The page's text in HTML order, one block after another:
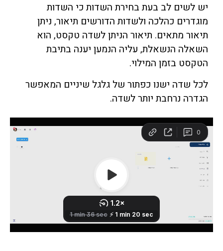
יש לשים לב בעת בחירת השדות כי השדות
מוגדרים כהלכה ולשדות הדורשים תיאור, ניתן
תיאור מתאים. תיאור הניתן לשדה טקסט, הוא
השאלה הנשאלת, עליה הנמען יענה בתיבת
הטקסט בזמן המילוי.
לכל שדה ישנו כפתור של גלגל שיניים המאפשר
הגדרה נרחבת יותר לשדה.